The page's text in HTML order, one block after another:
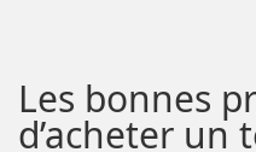
Les bonnes
d’acheter un